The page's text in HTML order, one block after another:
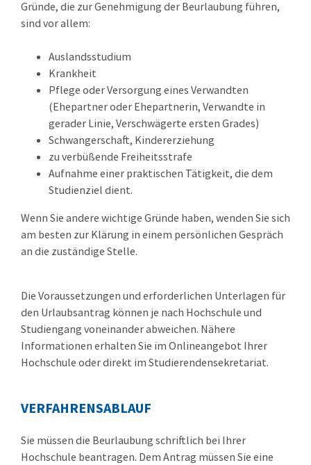
Gründe, die zur Genehmigung der Beurlaubung führen,
sind vor allem:
Auslandsstudium
Krankheit
Pflege oder Versorgung eines Verwandten
(Ehepartner oder Ehepartnerin, Verwandte in
gerader Linie, Verschwägerte ersten Grades)
Schwangerschaft, Kindererziehung
zu verbüßende Freiheitsstrafe
Aufnahme einer praktischen Tätigkeit, die dem
Studienziel dient.
Wenn Sie andere wichtige Gründe haben, wenden Sie sich
am besten zur Klärung in einem persönlichen Gespräch
an die zuständige Stelle.
Die Voraussetzungen und erforderlichen Unterlagen für
den Urlaubsantrag können je nach Hochschule und
Studiengang voneinander abweichen. Nähere
Informationen erhalten Sie im Onlineangebot Ihrer
Hochschule oder direkt im Studierendensekretariat.
VERFAHRENSABLAUF
Sie müssen die Beurlaubung schriftlich bei Ihrer
Hochschule beantragen. Dem Antrag müssen Sie eine